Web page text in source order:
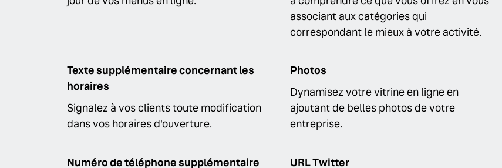
associant aux catégories qui
correspondant le mieux à votre activité.
Texte supplémentaire concernant les
horaires
Signalez à vos clients toute modification
dans vos horaires d'ouverture.
Photos
Dynamisez votre vitrine en ligne en
ajoutant de belles photos de votre
entreprise.
Numéro de téléphone supplémentaire
URL Twitter